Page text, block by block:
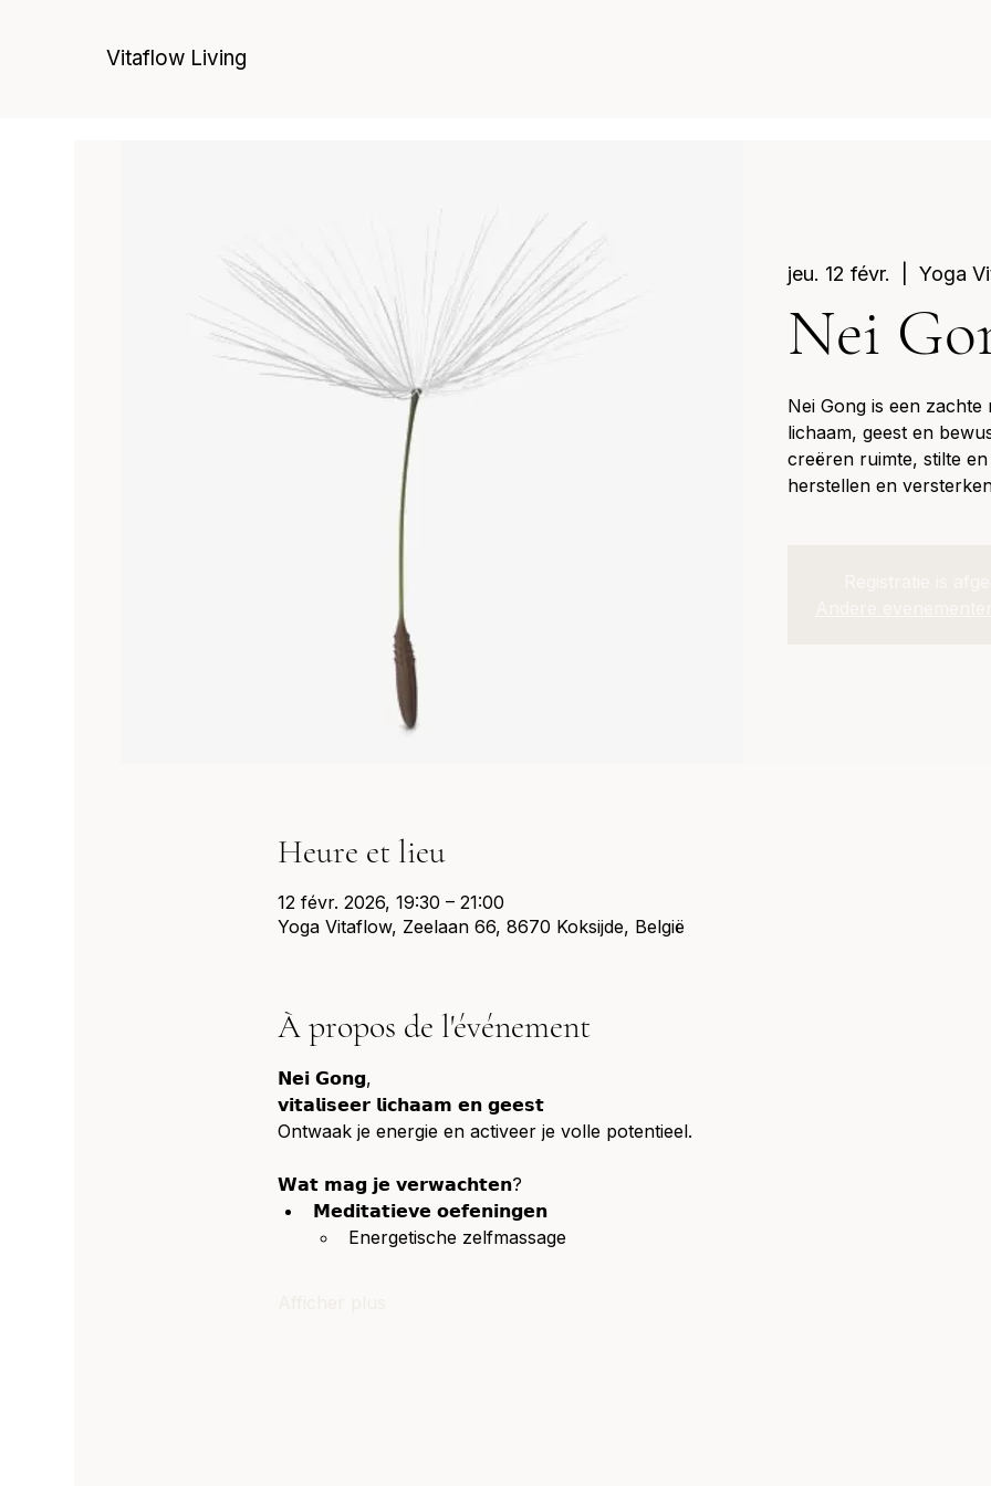
Vitaflow Living
jeu. 12 févr. Yoga
Nei
Nei Gong is een zachte
lichaam, geest en
creëren ruimte, stilte
herstellen en
Heure et lieu
12 févr. 2026, 19:30 – 21:00
Yoga Vitaflow, Zeelaan 66, 8670 Koksijde, België
À propos de l'événement
𝗡𝗲𝗶 𝗚𝗼𝗻𝗴,
𝘃𝗶𝘁𝗮𝗹𝗶𝘀𝗲𝗲𝗿 𝗹𝗶𝗰𝗵𝗮𝗮𝗺 𝗲𝗻 𝗴𝗲𝗲𝘀𝘁
Ontwaak je energie en activeer je volle potentieel.
𝗪𝗮𝘁 𝗺𝗮𝗴 𝗷𝗲 𝘃𝗲𝗿𝘄𝗮𝗰𝗵𝘁𝗲𝗻?
𝗠𝗲𝗱𝗶𝘁𝗮𝘁𝗶𝗲𝘃𝗲 𝗼𝗲𝗳𝗲𝗻𝗶𝗻𝗴𝗲𝗻
Energetische zelfmassage